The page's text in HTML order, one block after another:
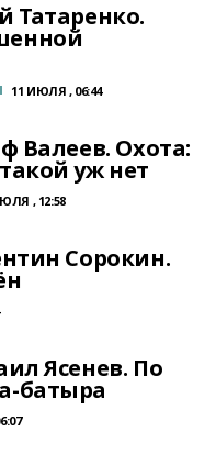
Татаренко.
11 ИЮЛЯ , 06:44
Валеев. Охота:
уж нет
, 12:58
Сорокин.
Ясенев. По
батыра